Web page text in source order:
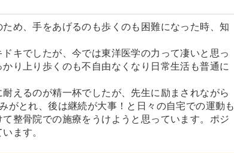
め、手をあげるのも歩くのも困難になった時、知
キでしたが、今では東洋医学の力って凄いと思っ
り上り歩くのも不自由なくなり日常生活も普通に
えるのが精一杯でしたが、先生に励まされながら
がとれ、後は継続が大事！と日々の自宅での運動も
整骨院での施療をうけようと思っています。ポジ
ます。